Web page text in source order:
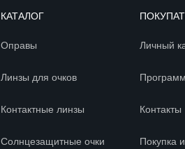
КАТАЛОГ
Оправы
Линзы для очков
Контактные линзы
Солнцезащитные очки
Личный
Контакты
Покупка